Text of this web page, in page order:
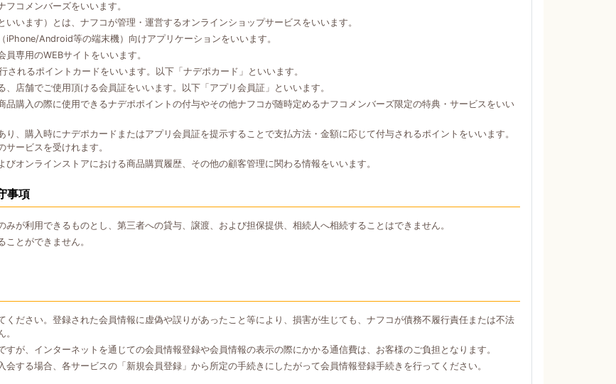
フコメンバーズをいいます。
います）とは、ナフコが管理・運営するオンラインショップサービスをいいます。
iPhone/Android等の端末機）向けアプリケーションをいいます。
専用のWEBサイトをいいます。
されるポイントカードをいいます。以下「ナデポカード」といいます。
店舗でご使用頂ける会員証をいいます。以下「アプリ会員証」といいます。
品購入の際に使用できるナデポポイントの付与やその他ナフコが随時定めるナフコメンバーズ限定の特典・サービスをいい
り、購入時にナデポカードまたはアプリ会員証を提示することで支払方法・金額に応じて付与されるポイントをいいます。
ービスを受けれます。
オンラインストアにおける商品購買履歴、その他の顧客管理に関わる情報をいいます。
事項
が利用できるものとし、第三者への貸与、譲渡、および担保提供、相続人へ相続することはできません。
とができません。
ださい。登録された会員情報に虚偽や誤りがあったこと等により、損害が生じても、ナフコが債務不履行責任または不法
が、インターネットを通じての会員情報登録や会員情報の表示の際にかかる通信費は、お客様のご負担となります。
する場合、各サービスの「新規会員登録」から所定の手続きにしたがって会員情報登録手続きを行ってください。